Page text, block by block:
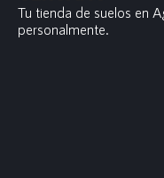
Tu tienda de suelos en
personalmente.